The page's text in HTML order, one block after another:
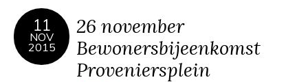
11
NOV
2015
26 november
Bewonersbijeenkomst
Proveniersplein